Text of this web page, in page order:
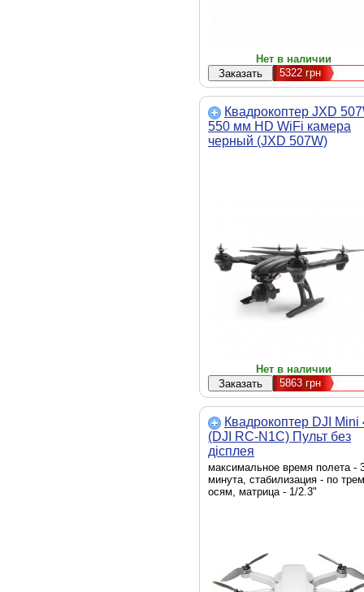
Нет в наличии
5322 грн
Квадрокоптер JXD
550 мм HD WiFi камера
черный (JXD 507W)
Нет в наличии
5863 грн
Квадрокоптер DJI Mini
(DJI RC-N1C) Пульт без
дісплея
(CP.MA.00000798.01)
максимальное время полета -
минута, стабилизация - по трем
осям, матрица - 1/2.3"